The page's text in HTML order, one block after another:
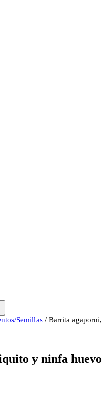
Semillas / Barrita agaporni,
y ninfa huevo